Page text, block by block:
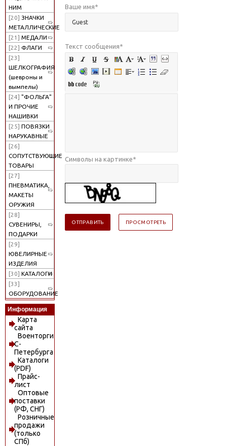
НИМ
[20] ЗНАЧКИ
МЕТАЛЛИЧЕСКИЕ
[21] МЕДАЛИ
[22] ФЛАГИ
[23]
ШЕЛКОГРАФИЯ
(шевроны и
вымпелы)
[24] "ФОЛЬГА"
И ПРОЧИЕ
НАШИВКИ
[25] ПОВЯЗКИ
НАРУКАВНЫЕ
[26]
СОПУТСТВУЮЩИЕ
ТОВАРЫ
[27]
ПНЕВМАТИКА,
МАКЕТЫ
ОРУЖИЯ
[28]
СУВЕНИРЫ,
ПОДАРКИ
[29]
ЮВЕЛИРНЫЕ
ИЗДЕЛИЯ
[30] КАТАЛОГИ
[33]
ОБОРУДОВАНИЕ
Информация
Карта
сайта
Военторги
С-
Петербурга
Каталоги
(PDF)
Прайс-
лист
Оптовые
поставки
(РФ, СНГ)
Розничные
продажи
(только
СПб)
Ваше имя*
Текст сообщения*
Символы на картинке*